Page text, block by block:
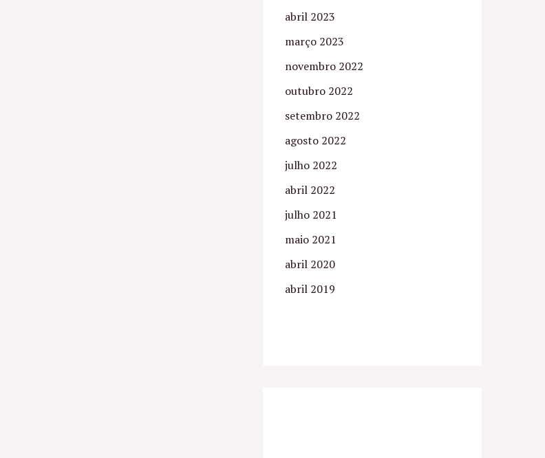
abril 2023
março 2023
novembro 2022
outubro 2022
setembro 2022
agosto 2022
julho 2022
abril 2022
julho 2021
maio 2021
abril 2020
abril 2019